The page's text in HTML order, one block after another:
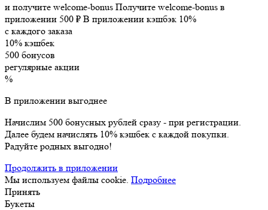
и получите welcome-bonus Получите welcome-bonus в
приложении 500 ₽ В приложении кэшбэк 10%
с каждого заказа
10% кэшбек
500 бонусов
регулярные акции
%
В приложении выгоднее
Начислим 500 бонусных рублей сразу - при регистрации.
Далее будем начислять 10% кэшбек с каждой покупки.
Радуйте родных выгодно!
Продолжить в приложении
Мы используем файлы cookie. Подробнее
Принять
Букеты